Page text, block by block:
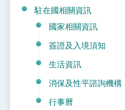
外交部與數位發展部
位實力，達成固邦榮
外交部長林佳龍主持
民調顯示多數國人滿
總統以「韌性之島，
總統主持「守護民主
會 強調以實力守護
命運
駐在國相關資訊
國家相關資訊
簽證及入境須知
生活資訊
消保及性平諮詢機構
行事曆